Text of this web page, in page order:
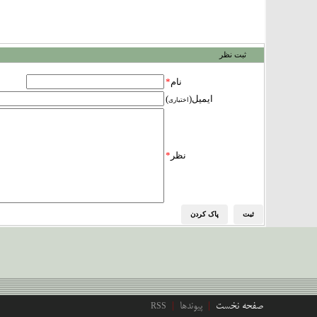
ثبت نظر
نام*
ایمیل(اختیاری)
نظر *
صفحه نخست | پیوندها |
RSS